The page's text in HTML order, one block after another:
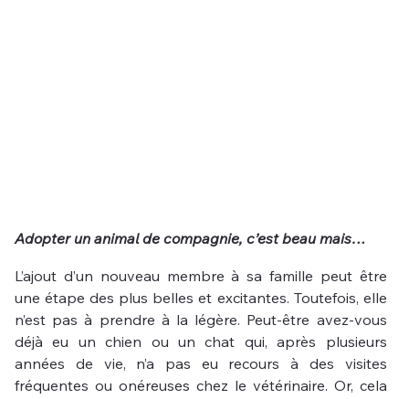
Adopter un animal de compagnie, c’est beau mais…
L’ajout d’un nouveau membre à sa famille peut être
une étape des plus belles et excitantes. Toutefois, elle
n’est pas à prendre à la légère. Peut-être avez-vous
déjà eu un chien ou un chat qui, après plusieurs
années de vie, n’a pas eu recours à des visites
fréquentes ou onéreuses chez le vétérinaire. Or, cela